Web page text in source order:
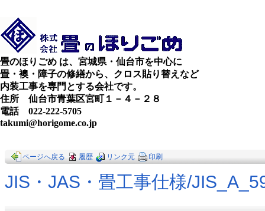
畳のほりごめ は、宮城県・仙台市を中心に
畳・襖・障子の修繕から、クロス貼り替えなど
内装工事を専門とする会社です。
住所 仙台市青葉区宮町１－４－２８
電話 022-222-5705
takumi@horigome.co.jp
ページへ戻る 履歴 リンク元 印刷
JIS・JAS・畳工事仕様​/